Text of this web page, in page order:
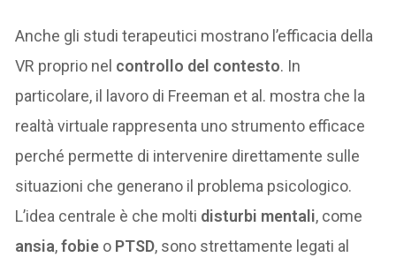
Anche gli studi terapeutici mostrano l’efficacia della
VR proprio nel controllo del contesto. In
particolare, il lavoro di Freeman et al. mostra che la
realtà virtuale rappresenta uno strumento efficace
perché permette di intervenire direttamente sulle
situazioni che generano il problema psicologico.
L’idea centrale è che molti disturbi mentali, come
ansia,fobie o PTSD, sono strettamente legati al